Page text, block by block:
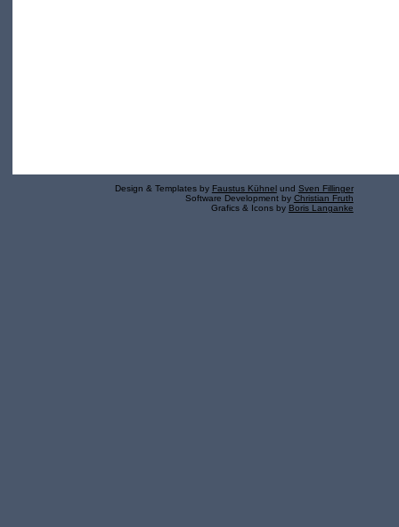
Design & Templates by Faustus Kühnel und Sven Fillinger
Software Development by Christian Fruth
Grafics & Icons by Boris Langanke